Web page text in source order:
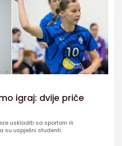
igraj: dvije priče
uskladiti sa sportom ili
su uspješni studenti